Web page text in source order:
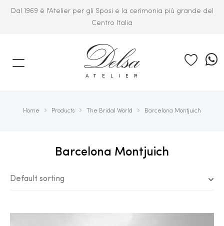
Dal 1969 è l'Atelier per gli Sposi e la cerimonia più grande del
Centro Italia
ATELIER
Home Products The Bridal World Barcelona Montjuich
Barcelona Montjuich
Default sorting